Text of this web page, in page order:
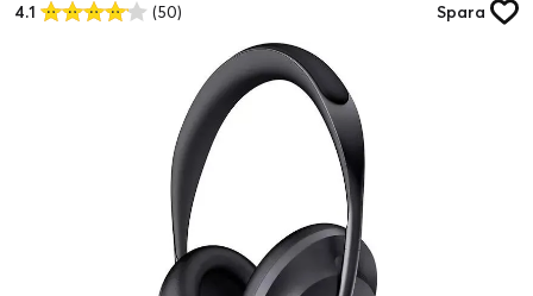
4.1
(50) Spara